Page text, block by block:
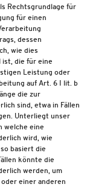
Rechtsgrundlage für
für einen
dessen
wie dies
ist, die für eine
Leistung oder
auf Art. 6 I lit. b
die zur
sind, etwa in Fällen
Unterliegt unser
welche eine
wird, wie
basiert die
könnte die
werden, um
einer anderen